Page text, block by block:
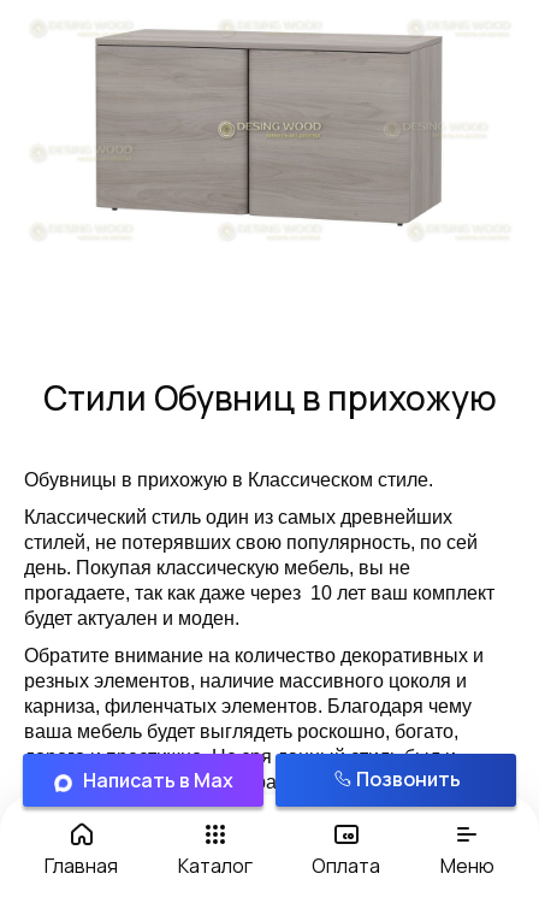
Стили Обувниц в прихожую
Обувницы в прихожую в Классическом стиле.
Классический стиль один из самых древнейших
стилей, не потерявших свою популярность, по сей
день. Покупая классическую мебель, вы не
прогадаете, так как даже через 10 лет ваш комплект
будет актуален и моден.
Обратите внимание на количество декоративных и
резных элементов, наличие массивного цоколя и
карниза, филенчатых элементов. Благодаря чему
ваша мебель будет выглядеть роскошно, богато,
дорого и престижно. Не зря данный стиль был и
остается популярным у правителей всего мира.
Обувницы в прихожую
в Итальянском стиле.
Итальянский стиль в интерьере — это олицетворение
Написать в Max Позвонить
Главная Каталог Оплата Меню